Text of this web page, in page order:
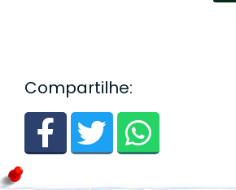
Compartilhe: